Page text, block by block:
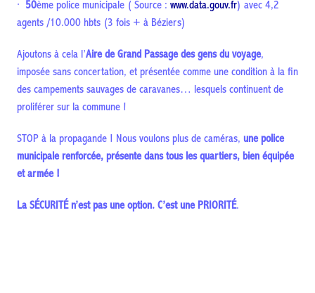
· 50ème police municipale ( Source : www.data.gouv.fr) avec 4,2
agents /10.000 hbts (3 fois + à Béziers)
Ajoutons à cela l’Aire de Grand Passage des gens du voyage,
imposée sans concertation, et présentée comme une condition à la fin
des campements sauvages de caravanes… lesquels continuent de
proliférer sur la commune !
STOP à la propagande ! Nous voulons plus de caméras, une police
municipale renforcée, présente dans tous les quartiers, bien équipée
et armée !
La SÉCURIT É n’est pas une option. C’est une PRIORIT É.